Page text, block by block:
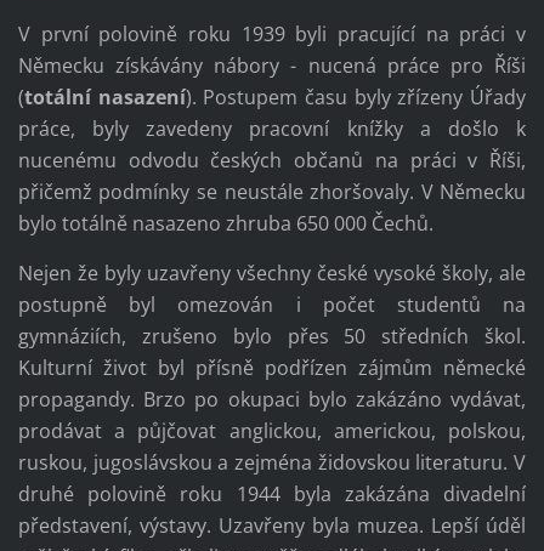
V první polovině roku 1939 byli pracující na práci v
Německu získávány nábory - nucená práce pro Říši
(totální nasazení). Postupem času byly zřízeny Úřady
práce, byly zavedeny pracovní knížky a došlo k
nucenému odvodu českých občanů na práci v Říši,
přičemž podmínky se neustále zhoršovaly. V Německu
bylo totálně nasazeno zhruba 650 000 Čechů.
Nejen že byly uzavřeny všechny české vysoké školy, ale
postupně byl omezován i počet studentů na
gymnáziích, zrušeno bylo přes 50 středních škol.
Kulturní život byl přísně podřízen zájmům německé
propagandy. Brzo po okupaci bylo zakázáno vydávat,
prodávat a půjčovat anglickou, americkou, polskou,
ruskou, jugoslávskou a zejména židovskou literaturu. V
druhé polovině roku 1944 byla zakázána divadelní
představení, výstavy. Uzavřeny byla muzea. Lepší úděl